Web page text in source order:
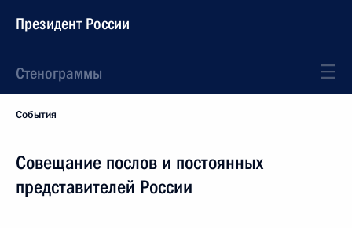
Президент России
Стенограммы
События
Совещание послов и постоянных
представителей России